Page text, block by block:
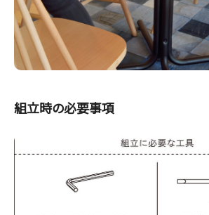
組立時の必要事項